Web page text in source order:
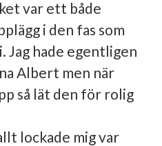
var ett både
i den fas som
Jag hade egentligen
Albert men när
så lät den för rolig
lockade mig var